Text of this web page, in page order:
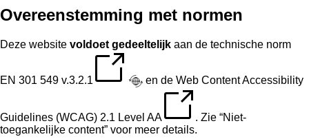
Overeenstemming met normen
Deze website voldoet gedeeltelijk aan de technische norm
EN 301 549 v.3.2.1 en de Web Content Accessibility
Guidelines (WCAG) 2.1 Level AA . Zie “Niet-
toegankelijke content” voor meer details.